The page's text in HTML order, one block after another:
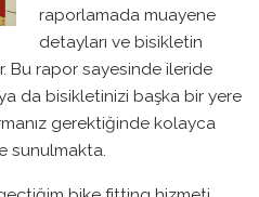
raporlamada muayene
detayları ve bisikletin
Bu rapor sayesinde ileride
da bisikletinizi başka bir yere
gerektiğinde kolayca
sunulmakta.